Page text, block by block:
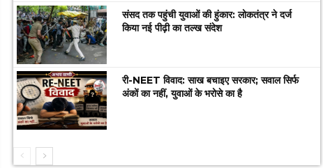
संसद तक पहुंची युवाओं की हुंकार: लोकतंत्र ने दर्ज
किया नई पीढ़ी का तल्ख संदेश
री-NEET विवाद: साख बचाइए सरकार; सवाल सिर्फ
अंकों का नहीं, युवाओं के भरोसे का है